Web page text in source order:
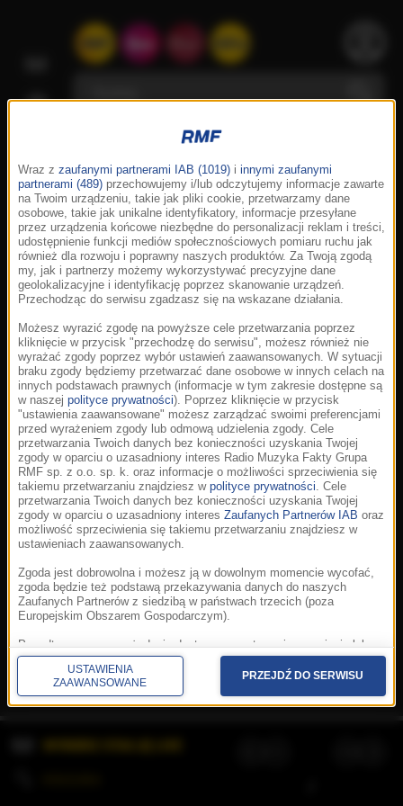
Korzystanie z portalu oznacza akceptację
Prywatność.Aplikacje.© 2026 Radio Muzyka
Fakty Grupa RMF sp. z o.o. sp. k.
Wraz z zaufanymi partnerami IAB (1019) i innymi zaufanymi
partnerami (489) przechowujemy i/lub odczytujemy informacje zawarte
na Twoim urządzeniu, takie jak pliki cookie, przetwarzamy dane
osobowe, takie jak unikalne identyfikatory, informacje przesyłane
przez urządzenia końcowe niezbędne do personalizacji reklam i treści,
udostępnienie funkcji mediów społecznościowych pomiaru ruchu jak
również dla rozwoju i poprawny naszych produktów. Za Twoją zgodą
my, jak i partnerzy możemy wykorzystywać precyzyjne dane
geolokalizacyjne i identyfikację poprzez skanowanie urządzeń.
Przechodząc do serwisu zgadzasz się na wskazane działania.
Możesz wyrazić zgodę na powyższe cele przetwarzania poprzez
kliknięcie w przycisk "przechodzę do serwisu", możesz również nie
wyrażać zgody poprzez wybór ustawień zaawansowanych. W sytuacji
braku zgody będziemy przetwarzać dane osobowe w innych celach na
innych podstawach prawnych (informacje w tym zakresie dostępne są
w naszej polityce prywatności). Poprzez kliknięcie w przycisk
"ustawienia zaawansowane" możesz zarządzać swoimi preferencjami
przed wyrażeniem zgody lub odmową udzielenia zgody. Cele
przetwarzania Twoich danych bez konieczności uzyskania Twojej
zgody w oparciu o uzasadniony interes Radio Muzyka Fakty Grupa
RMF sp. z o.o. sp. k. oraz informacje o możliwości sprzeciwienia się
takiemu przetwarzaniu znajdziesz w polityce prywatności. Cele
przetwarzania Twoich danych bez konieczności uzyskania Twojej
zgody w oparciu o uzasadniony interes Zaufanych Partnerów IAB oraz
możliwość sprzeciwienia się takiemu przetwarzaniu znajdziesz w
ustawieniach zaawansowanych.
Zgoda jest dobrowolna i możesz ją w dowolnym momencie wycofać,
zgoda będzie też podstawą przekazywania danych do naszych
Zaufanych Partnerów z siedzibą w państwach trzecich (poza
Europejskim Obszarem Gospodarczym).
Ponadto masz prawo żądania dostępu, sprostowania, usunięcia lub
ograniczenia przetwarzania danych, a także złożenia skargi do
Prezesa Urzędu Ochrony Danych Osobowych. W polityce prywatności
znajdziesz informacje jak wykonać swoje prawa. Szczegółowe
informacje na temat przetwarzania Twoich danych znajdują się w
USTAWIENIA
ZAAWANSOWANE
PRZEJDŹ DO SERWISU